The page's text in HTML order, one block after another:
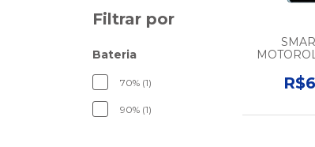
Filtrar por
Bateria
70% (1)
90% (1)
SEM